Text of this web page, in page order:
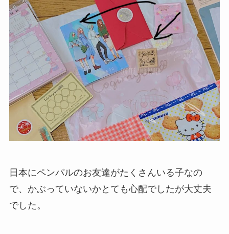
日本にペンパルのお友達がたくさんいる子なの
で、かぶっていないかとても心配でしたが大丈夫
でした。